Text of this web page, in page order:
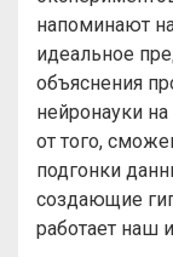
напоминают
идеальное
объяснения
нейронауки
от того,
подгонки
создающие
работает наш